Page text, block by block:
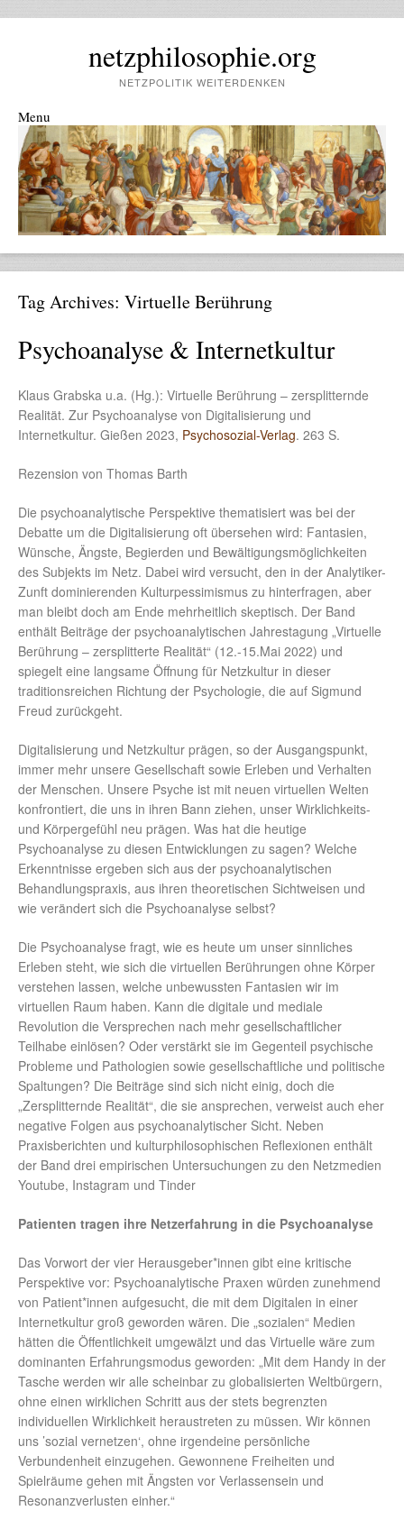
netzphilosophie.org
NETZPOLITIK WEITERDENKEN
Menu
Skip to content
Tag Archives: Virtuelle Berührung
Psychoanalyse & Internetkultur
Klaus Grabska u.a. (Hg.): Virtuelle Berührung – zersplitternde
Realität. Zur Psychoanalyse von Digitalisierung und
Internetkultur. Gießen 2023, Psychosozial-Verlag. 263 S.
Rezension von Thomas Barth
Die psychoanalytische Perspektive thematisiert was bei der
Debatte um die Digitalisierung oft übersehen wird: Fantasien,
Wünsche, Ängste, Begierden und Bewältigungsmöglichkeiten
des Subjekts im Netz. Dabei wird versucht, den in der Analytiker-
Zunft dominierenden Kulturpessimismus zu hinterfragen, aber
man bleibt doch am Ende mehrheitlich skeptisch. Der Band
enthält Beiträge der psychoanalytischen Jahrestagung „Virtuelle
Berührung – zersplitterte Realität“ (12.-15.Mai 2022) und
spiegelt eine langsame Öffnung für Netzkultur in dieser
traditionsreichen Richtung der Psychologie, die auf Sigmund
Freud zurückgeht.
Digitalisierung und Netzkultur prägen, so der Ausgangspunkt,
immer mehr unsere Gesellschaft sowie Erleben und Verhalten
der Menschen. Unsere Psyche ist mit neuen virtuellen Welten
konfrontiert, die uns in ihren Bann ziehen, unser Wirklichkeits-
und Körpergefühl neu prägen. Was hat die heutige
Psychoanalyse zu diesen Entwicklungen zu sagen? Welche
Erkenntnisse ergeben sich aus der psychoanalytischen
Behandlungspraxis, aus ihren theoretischen Sichtweisen und
wie verändert sich die Psychoanalyse selbst?
Die Psychoanalyse fragt, wie es heute um unser sinnliches
Erleben steht, wie sich die virtuellen Berührungen ohne Körper
verstehen lassen, welche unbewussten Fantasien wir im
virtuellen Raum haben. Kann die digitale und mediale
Revolution die Versprechen nach mehr gesellschaftlicher
Teilhabe einlösen? Oder verstärkt sie im Gegenteil psychische
Probleme und Pathologien sowie gesellschaftliche und politische
Spaltungen? Die Beiträge sind sich nicht einig, doch die
„Zersplitternde Realität“, die sie ansprechen, verweist auch eher
negative Folgen aus psychoanalytischer Sicht. Neben
Praxisberichten und kulturphilosophischen Reflexionen enthält
der Band drei empirischen Untersuchungen zu den Netzmedien
Youtube, Instagram und Tinder
Patienten tragen ihre Netzerfahrung in die Psychoanalyse
Das Vorwort der vier Herausgeber*innen gibt eine kritische
Perspektive vor: Psychoanalytische Praxen würden zunehmend
von Patient*innen aufgesucht, die mit dem Digitalen in einer
Internetkultur groß geworden wären. Die „sozialen“ Medien
hätten die Öffentlichkeit umgewälzt und das Virtuelle wäre zum
dominanten Erfahrungsmodus geworden: „Mit dem Handy in der
Tasche werden wir alle scheinbar zu globalisierten Weltbürgern,
ohne einen wirklichen Schritt aus der stets begrenzten
individuellen Wirklichkeit heraustreten zu müssen. Wir können
uns ’sozial vernetzen‘, ohne irgendeine persönliche
Verbundenheit einzugehen. Gewonnene Freiheiten und
Spielräume gehen mit Ängsten vor Verlassensein und
Resonanzverlusten einher.“